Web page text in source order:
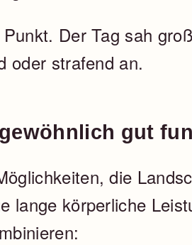
Der Tag sah
oder strafend an.
gut
die
lange körperliche